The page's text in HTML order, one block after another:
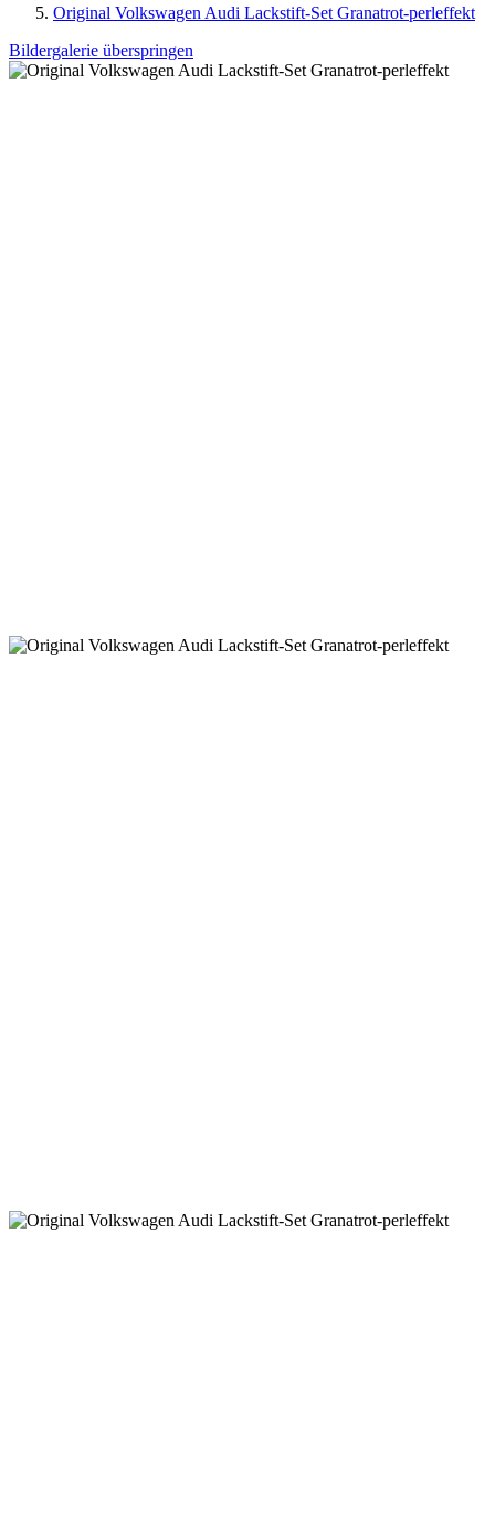
Original Volkswagen Audi Lackstift-Set Granatrot-perleffekt
Bildergalerie überspringen